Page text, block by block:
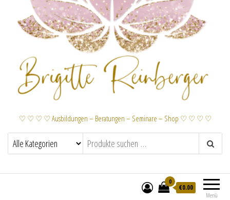
♡ ♡ ♡ ♡ Ausbildungen – Beratungen – Seminare – Shop ♡ ♡ ♡ ♡
Menü
0
€0.00